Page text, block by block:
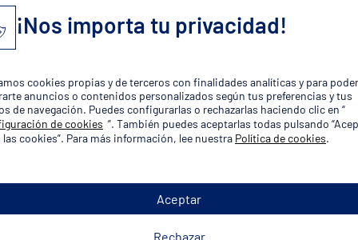
y asuntos propios
de Oposiciones Policía
¡Nos importa tu privacidad!
cookies propias y de terceros con finalidades analíticas y para poder
anuncios o contenidos personalizados según tus preferencias y tus
de navegación. Puedes configurarlas o rechazarlas haciendo clic en “
de cookies ”. También puedes aceptarlas todas pulsando
cookies”. Para más información, lee nuestra Política de cookies.
Aceptar
Rechazar